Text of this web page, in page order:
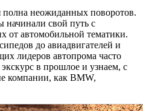
полна неожиданных поворотов.
начинали свой путь с
от автомобильной тематики.
до авиадвигателей и
лидеров автопрома часто
в прошлое и узнаем, с
компании, как BMW,